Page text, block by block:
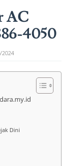
AC
4050
2024
Dini